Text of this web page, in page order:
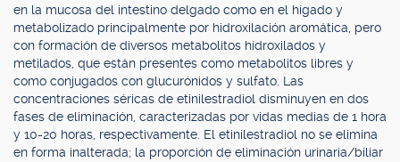
en la mucosa del intestino delgado como en el hígado y
metabolizado principalmente por hidroxilación aromática, pero
con formación de diversos metabolitos hidroxilados y
metilados, que están presentes como metabolitos libres y
como conjugados con glucurónidos y sulfato. Las
concentraciones séricas de etinilestradiol disminuyen en dos
fases de eliminación, caracterizadas por vidas medias de 1 hora
y 10-20 horas, respectivamente. El etinilestradiol no se elimina
en forma inalterada; la proporción de eliminación urinaria/biliar